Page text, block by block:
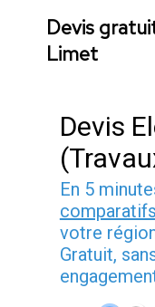
Devis
Limet
Devis
En 5
comparatifs
votre
Gratuit,